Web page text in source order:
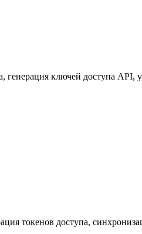
ключей доступа API,
токенов доступа,